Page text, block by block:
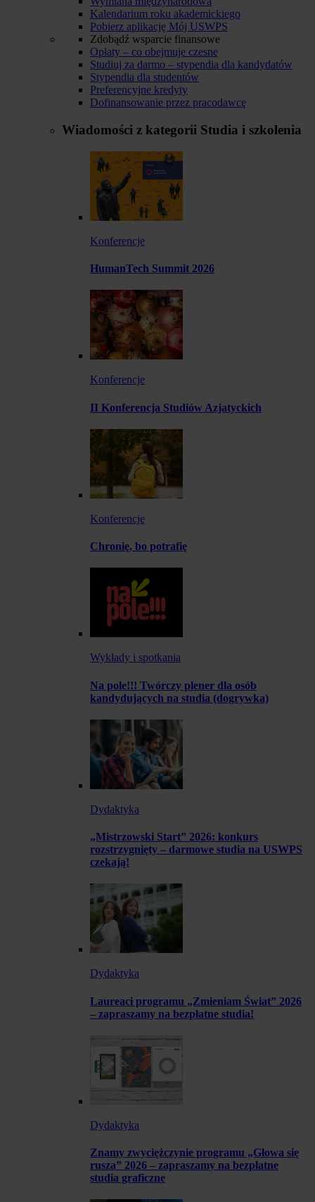
Kalendarium roku akademickiego
Pobierz aplikację Mój USWPS
Zdobądź wsparcie finansowe
Opłaty – co obejmuje czesne
Studiuj za darmo – stypendia dla kandydatów
Stypendia dla studentów
Preferencyjne kredyty
Dofinansowanie przez pracodawcę
Wiadomości z kategorii Studia i szkolenia
Konferencje
HumanTech Summit 2026
Konferencje
II Konferencja Studiów Azjatyckich
Konferencje
Chronię, bo potrafię
Wykłady i spotkania
Na pole!!! Twórczy plener dla osób
kandydujących na studia (dogrywka)
Dydaktyka
„Mistrzowski Start” 2026: konkurs
rozstrzygnięty – darmowe studia na USWPS
czekają!
Dydaktyka
Laureaci programu „Zmieniam Świat” 2026
– zapraszamy na bezpłatne studia!
Dydaktyka
Znamy zwyciężczynie programu „Głowa się
rusza” 2026 – zapraszamy na bezpłatne
studia graficzne